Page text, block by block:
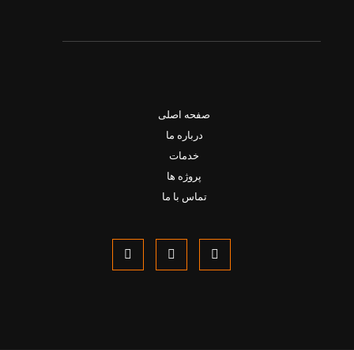
صفحه اصلی
درباره ما
خدمات
پروژه ها
تماس با ما